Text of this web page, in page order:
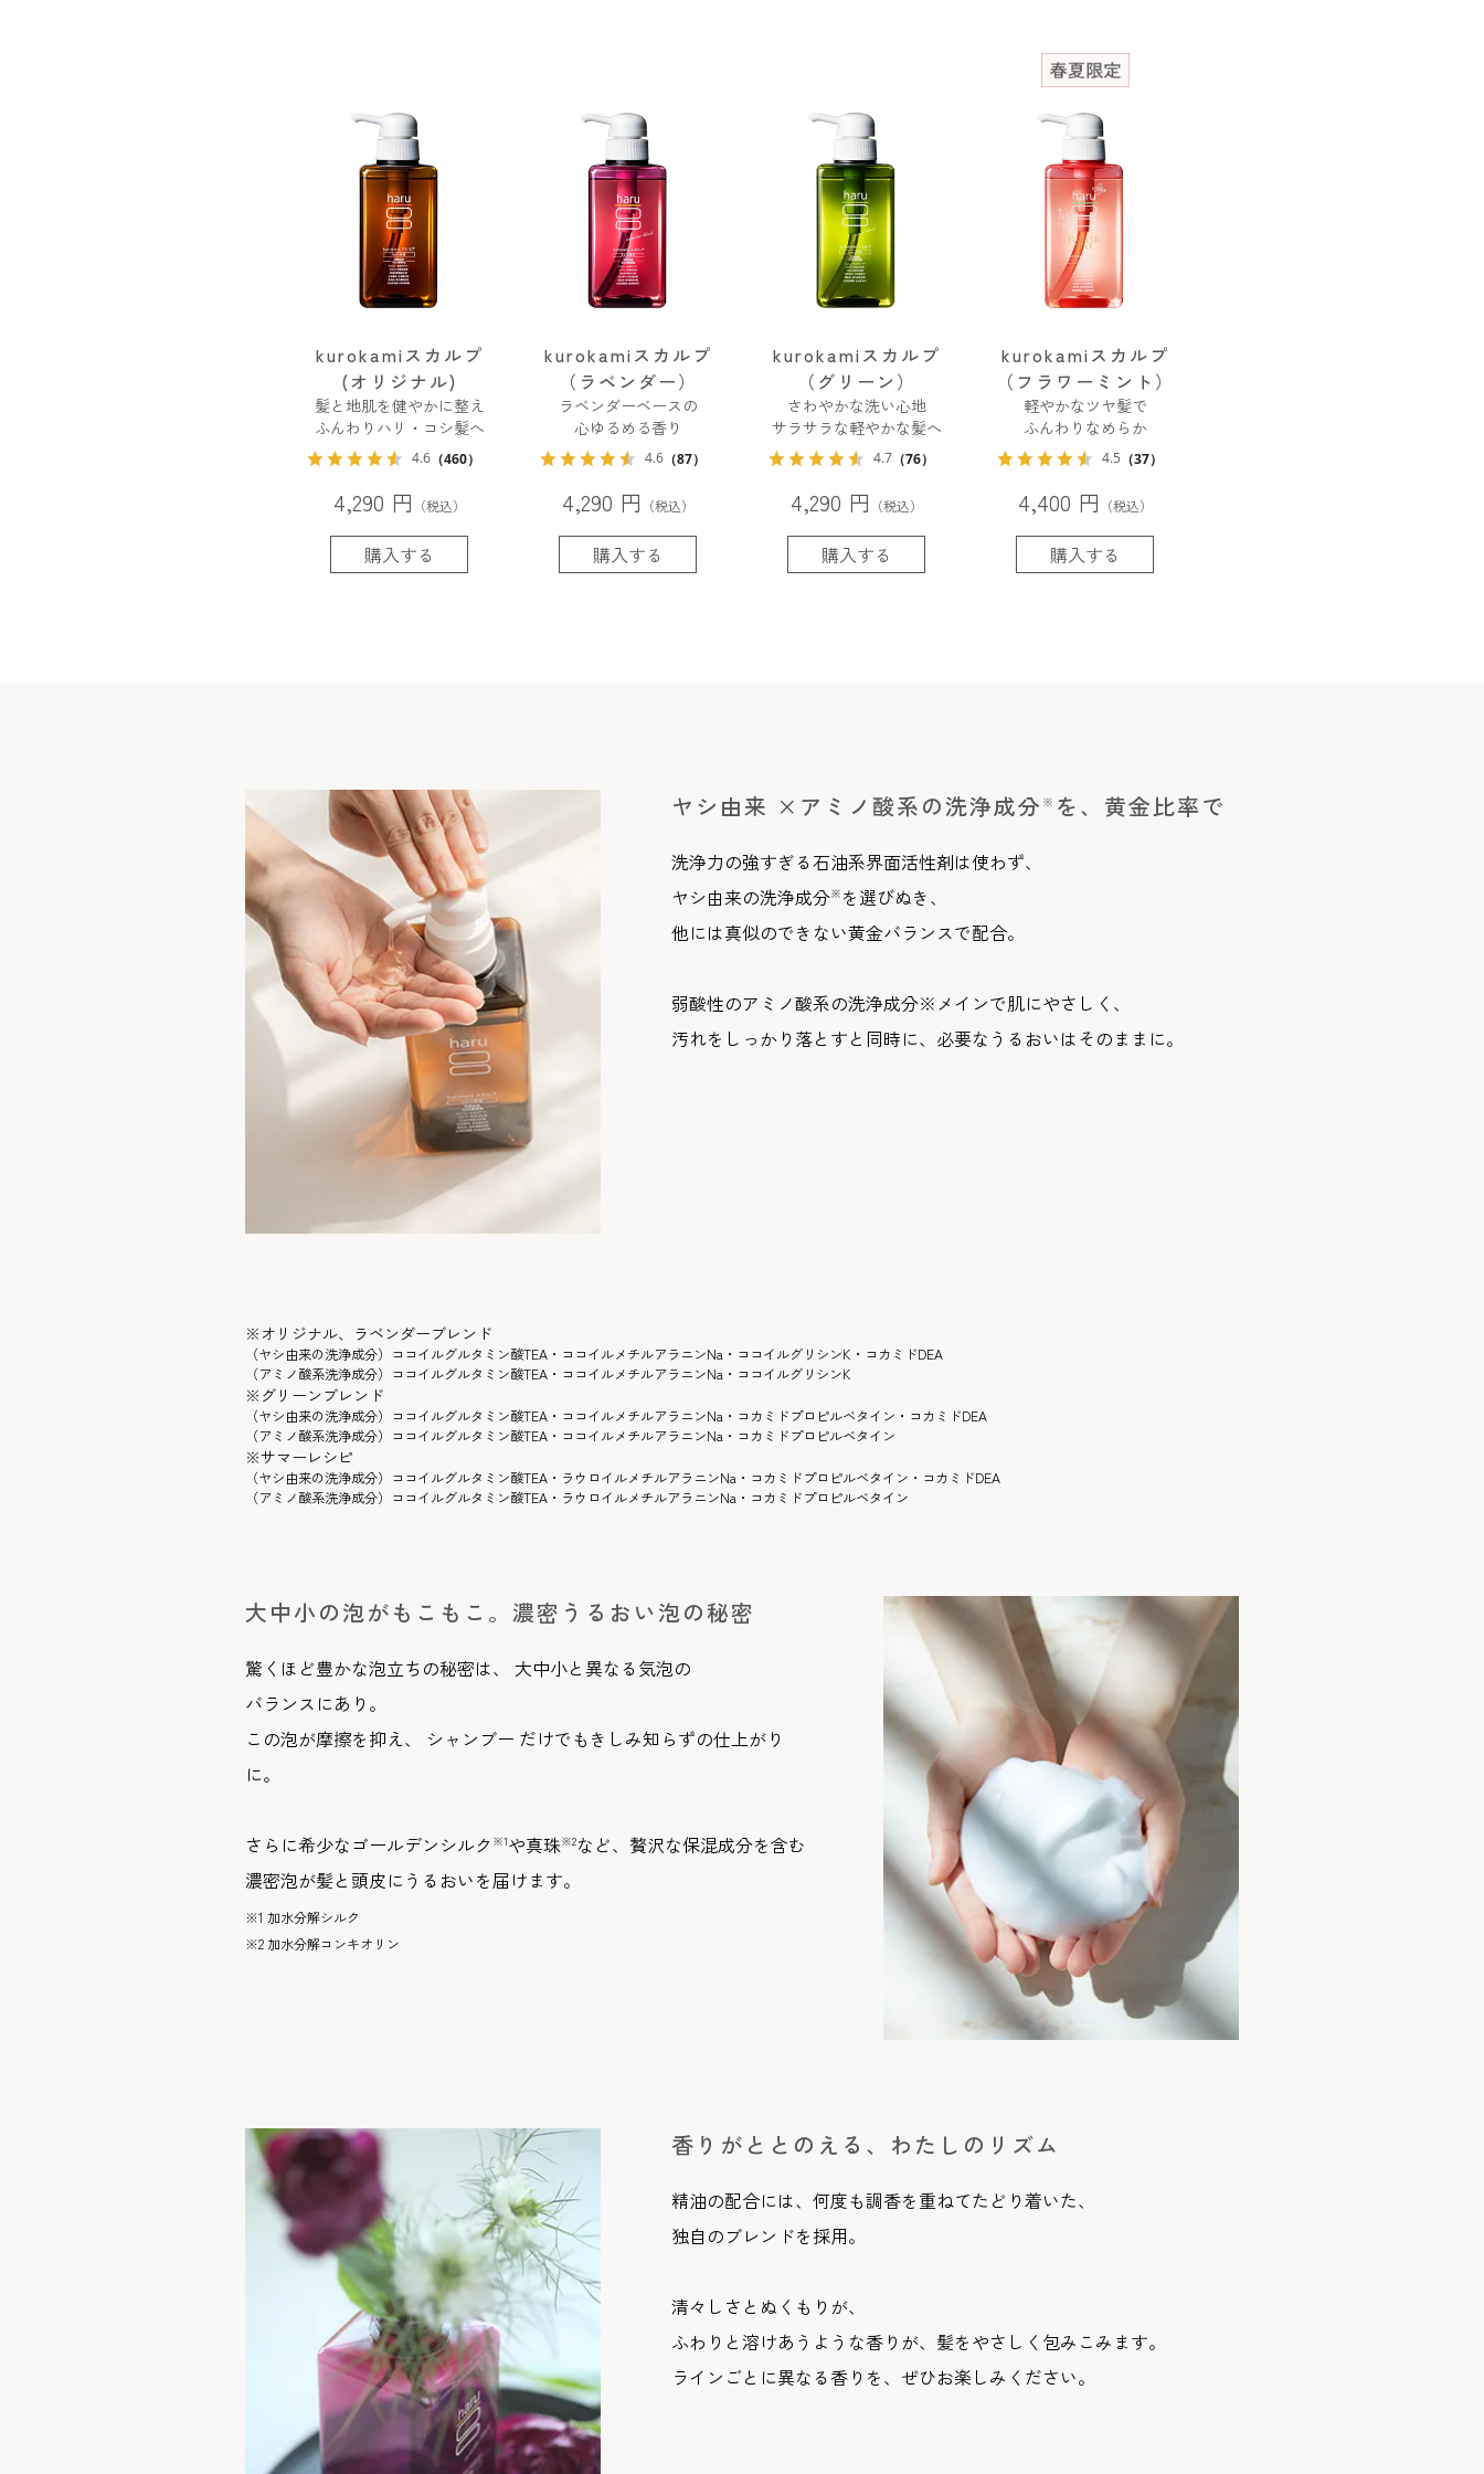
kurokamiスカルプ
(オリジナル)
髪と地肌を健やかに整え
ふんわりハリ・コシ髪へ
4.6 （460）
4,290 円 （税込）
購入する
kurokamiスカルプ
（ラベンダー）
ラベンダーベースの
心ゆるめる香り
4.6（87）
4,290 円 （税込）
購入する
kurokamiスカルプ
（グリーン）
さわやかな洗い心地
サラサラな軽やかな髪へ
4.7（76）
4,290 円 （税込）
購入する
kurokamiスカルプ
（フラワーミント）
軽やかなツヤ髪で
ふんわりなめらか
4.5 （37）
4,400 円 （税込）
購入する
ヤシ由来 ×アミノ酸系の洗浄成分 ※ を、黄金比率で
洗浄力の強すぎる石油系界面活性剤は使わず、
ヤシ由来の洗浄成分※ を選びぬき、
他には真似のできない黄金バランスで配合。
弱酸性のアミノ酸系の洗浄成分※メインで肌にやさしく、
汚れをしっかり落とすと同時に、必要なうるおいはそのままに。
※オリジナル、ラベンダーブレンド
（ヤシ由来の洗浄成分）ココイルグルタミン酸TEA・ココイルメチルアラニンNa・ココイルグリシンK・コカミドDEA
（アミノ酸系洗浄成分）ココイルグルタミン酸TEA・ココイルメチルアラニンNa・ココイルグリシンK
※グリーンブレンド
（ヤシ由来の洗浄成分）ココイルグルタミン酸TEA・ココイルメチルアラニンNa・コカミドプロピルベタイン・コカミドDEA
（アミノ酸系洗浄成分）ココイルグルタミン酸TEA・ココイルメチルアラニンNa・コカミドプロピルベタイン
※サマーレシピ
（ヤシ由来の洗浄成分）ココイルグルタミン酸TEA・ラウロイルメチルアラニンNa・コカミドプロピルベタイン・コカミドDEA
（アミノ酸系洗浄成分）ココイルグルタミン酸TEA・ラウロイルメチルアラニンNa・コカミドプロピルベタイン
大中小の泡がもこもこ。濃密うるおい泡の秘密
驚くほど豊かな泡立ちの秘密は、 大中小と異なる気泡の
バランスにあり。
この泡が摩擦を抑え、 シャンブー だけでもきしみ知らずの仕上がり
に。
さらに希少なゴールデンシルク ※1や真珠※2など、贅沢な保混成分を含む
濃密泡が髪と頭皮にうるおいを届けます。
※1 加水分解シルク
※2 加水分解コンキオリン
香りがととのえる、わたしのリズム
精油の配合には、何度も調香を重ねてたどり着いた、
独自のブレンドを採用。
清々しさとぬくもりが、
ふわりと溶けあうような香りが、髪をやさしく包みこみます。
ラインごとに異なる香りを、ぜひお楽しみください。